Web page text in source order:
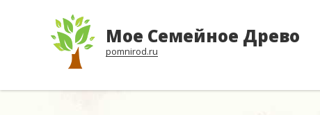
Мое Семейное Древо
pomnirod.ru